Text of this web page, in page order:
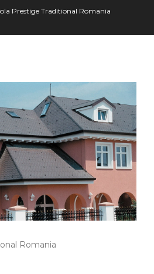
Prestige Traditional Romania
Romania